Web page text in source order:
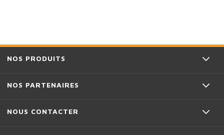
NOS PRODUITS
NOS PARTENAIRES
NOUS CONTACTER